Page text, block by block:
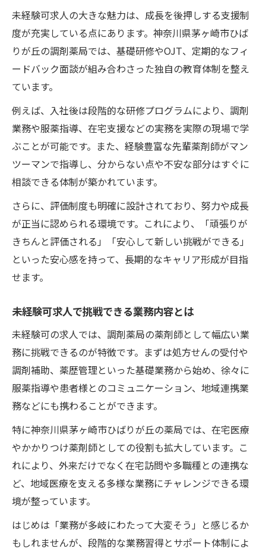
未経験可求人の大きな魅力は、成長を後押しする支援制
度が充実している点にあります。神奈川県茅ヶ崎市ひば
りが丘の調剤薬局では、基礎研修やOJT、定期的なフィ
ードバック面談が組み合わさった独自の教育体制を整え
ています。
例えば、入社後は段階的な研修プログラムにより、調剤
業務や服薬指導、在宅支援などの実務を実際の現場で学
ぶことが可能です。また、経験豊富な先輩薬剤師がマン
ツーマンで指導し、分からない点や不安な部分はすぐに
相談できる体制が築かれています。
さらに、評価制度も明確に設計されており、努力や成長
が正当に認められる環境です。これにより、「頑張りが
きちんと評価される」「安心して新しい挑戦ができる」
といった安心感を持って、長期的なキャリア形成が目指
せます。
未経験可求人で挑戦できる業務内容とは
未経験可の求人では、調剤薬局の薬剤師として幅広い業
務に挑戦できるのが特徴です。まずは処方せんの受付や
調剤補助、薬歴管理といった基礎業務から始め、徐々に
服薬指導や患者様とのコミュニケーション、地域連携業
務などにも携わることができます。
特に神奈川県茅ヶ崎市ひばりが丘の薬局では、在宅医療
やかかりつけ薬剤師としての役割も拡大しています。こ
れにより、外来だけでなく在宅訪問や多職種との連携な
ど、地域医療を支える多様な業務にチャレンジできる環
境が整っています。
はじめは「業務が多岐にわたって大変そう」と感じるか
もしれませんが、段階的な業務習得とサポート体制によ